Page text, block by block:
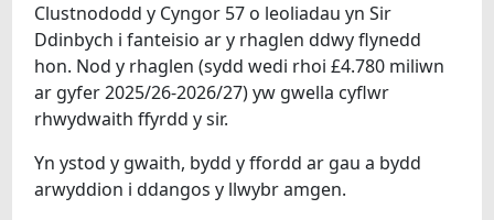
Clustnododd y Cyngor 57 o leoliadau yn Sir
Ddinbych i fanteisio ar y rhaglen ddwy flynedd
hon. Nod y rhaglen (sydd wedi rhoi £4.780 miliwn
ar gyfer 2025/26-2026/27) yw gwella cyflwr
rhwydwaith ffyrdd y sir.
Yn ystod y gwaith, bydd y ffordd ar gau a bydd
arwyddion i ddangos y llwybr amgen.